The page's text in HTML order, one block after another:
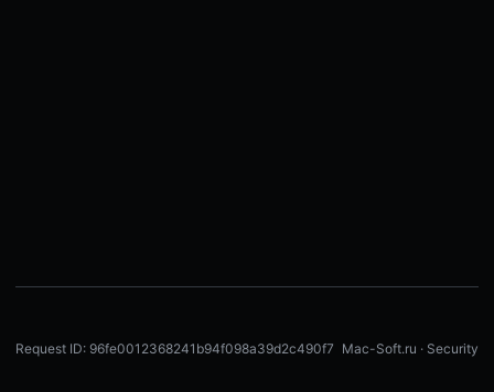
Request ID: 96fe0012368241b94f098a39d2c490f7 Mac-Soft.ru · Security